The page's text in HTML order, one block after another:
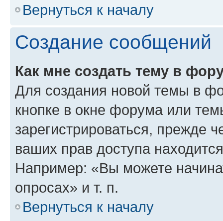
Вернуться к началу
Создание сообщений
Как мне создать тему в
Для создания новой темы в
кнопке в окне форума или
зарегистрироваться, прежде
ваших прав доступа
Например: «Вы можете
опросах» и т. п.
Вернуться к началу